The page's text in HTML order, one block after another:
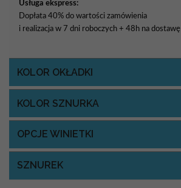
Usługa ekspress:
Dopłata 40% do wartości zamówienia
i realizacja w 7 dni roboczych + 48h na dostawę
KOLOR OKŁADKI
KOLOR SZNURKA
OPCJE WINIETKI
SZNUREK